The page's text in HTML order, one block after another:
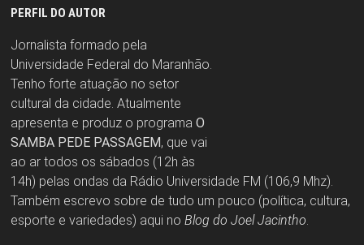
PERFIL DO AUTOR
Jornalista formado pela
Universidade Federal do Maranhão.
Tenho forte atuação no setor
cultural da cidade. Atualmente
apresenta e produz o programa O
SAMBA PEDE PASSAGEM, que vai
ao ar todos os sábados (12h às
14h) pelas ondas da Rádio Universidade FM (106,9 Mhz).
Também escrevo sobre de tudo um pouco (política, cultura,
esporte e variedades) aqui no Blog do Joel Jacintho.